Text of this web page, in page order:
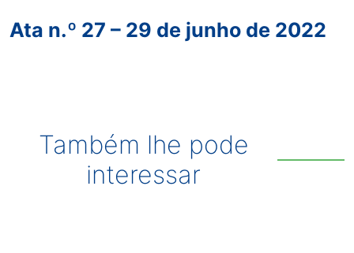
Ata n.º 27 – 29 de junho de 2022
Também lhe pode
interessar